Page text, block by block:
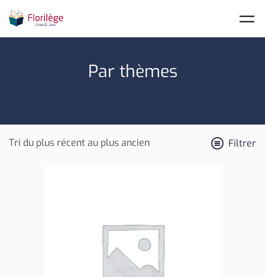
Par thèmes
Filtrer